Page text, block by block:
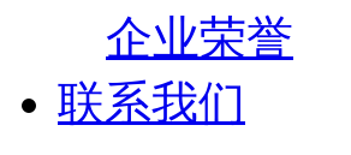
企业荣誉
联系我们